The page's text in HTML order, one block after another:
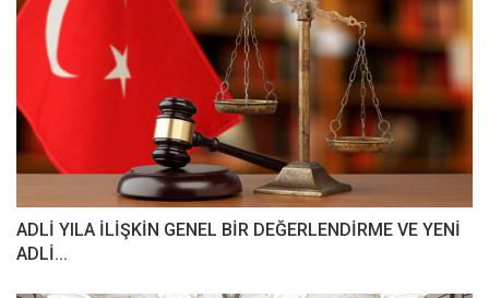
ADLİ YILA İLİŞKİN GENEL BİR DEĞERLENDİRME VE YENİ
ADLİ...